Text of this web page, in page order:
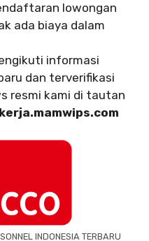
lowongan
ada biaya dalam
informasi
dan terverifikasi
resmi kami di tautan
INDONESIA TERBARU